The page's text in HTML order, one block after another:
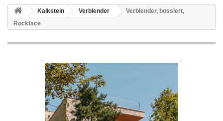
Kalkstein Verblender
Verblender, bossiert,
Rockface